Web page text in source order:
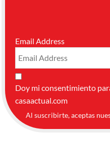
Email Address
Doy mi consentimiento
casaactual.com
Al suscribirte, aceptas